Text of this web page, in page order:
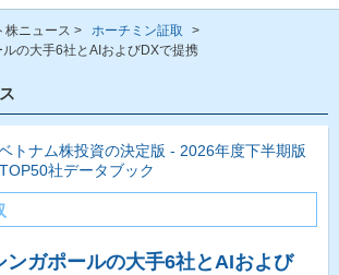
株ニュース > ホーチミン証取
>
の大手6社とAIおよびDXで提携
ベトナム株投資の決定版 - 2026年度下半期版
社データブック
ンガポールの大手6社とAIおよび